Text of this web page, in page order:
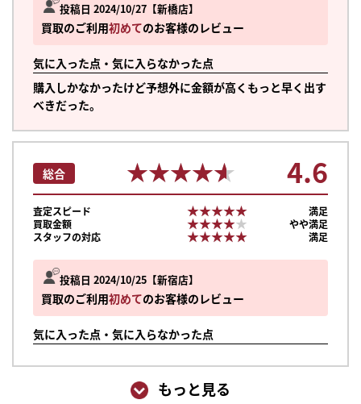
投稿日 2024/10/27 新橋店
買取のご利用初めてのお客様のレビュー
気に入った点・気に入らなかった点
購入しかなかったけど予想外に金額が高くもっと早く出す
べきだった。
投稿日 2024/10/25 新宿店
買取のご利用初めてのお客様のレビュー
気に入った点・気に入らなかった点
総合 ★★★★★
★★★★★ 4.6
査定スピード ★★★★★
★★★★★
満足
買取金額
★★★★★
★★★★★
やや満足
スタッフの対応
★★★★★
★★★★★ 満足
もっと見る